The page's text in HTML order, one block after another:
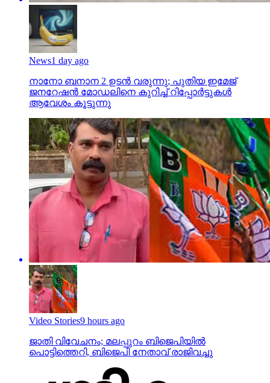
News1 day ago
നാനോ ബനാന 2 ഉടന്‍ വരുന്നു; പുതിയ ഇമേജ്
ജനറേഷന്‍ മോഡലിനെ കുറിച്ച് റിപ്പോര്‍ട്ടുകള്‍
ആവേശം കൂട്ടുന്നു
Video Stories9 hours ago
ജാതി വിവേചനം; മലപ്പുറം ബിജെപിയില്‍
പൊട്ടിത്തെറി, ബിജെപി നേതാവ് രാജിവച്ചു